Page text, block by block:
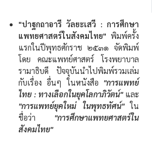
"ปาฐกถาอารี วัลยะเสวี : การศึกษา
แพทยศาสตร์ในสังคมไทย" พิมพ์ครั้ง
แรกในปีพุทธศักราช ๒๕๓๑ จัดพิมพ์
โดย คณะแพทย์ศาสตร์ โรงพยาบาล
รามาธิบดี ปัจจุบันนำไปพิมพ์รวมเล่ม
กับเรื่อง อื่นๆ ในหนังสือ "การแพทย์
ไทย : ทางเลือกในยุคโลกาภิวัตน์"และ
"การแพทย์ยุคใหม่ ในพุทธทัศน์"ใน
ชื่อว่า "การศึกษาแพทยศาสตร์ใน
สังคมไทย"